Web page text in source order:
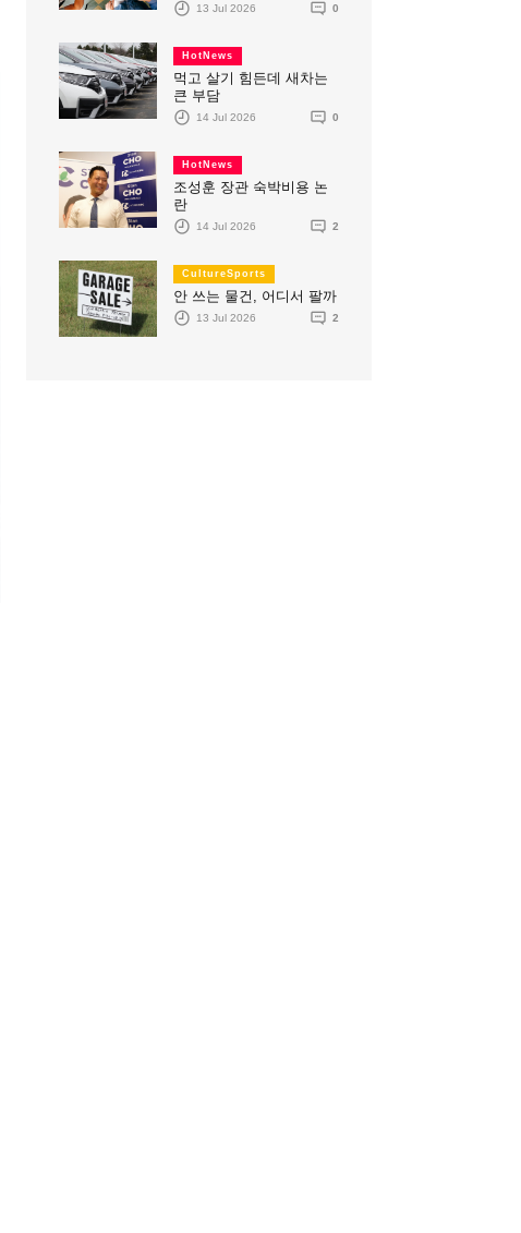
13 Jul 2026 0
HotNews
먹고 살기 힘든데 새차는
큰 부담
14 Jul 2026 0
HotNews
조성훈 장관 숙박비용 논
란
14 Jul 2026 2
CultureSports
안 쓰는 물건, 어디서 팔까
13 Jul 2026 2